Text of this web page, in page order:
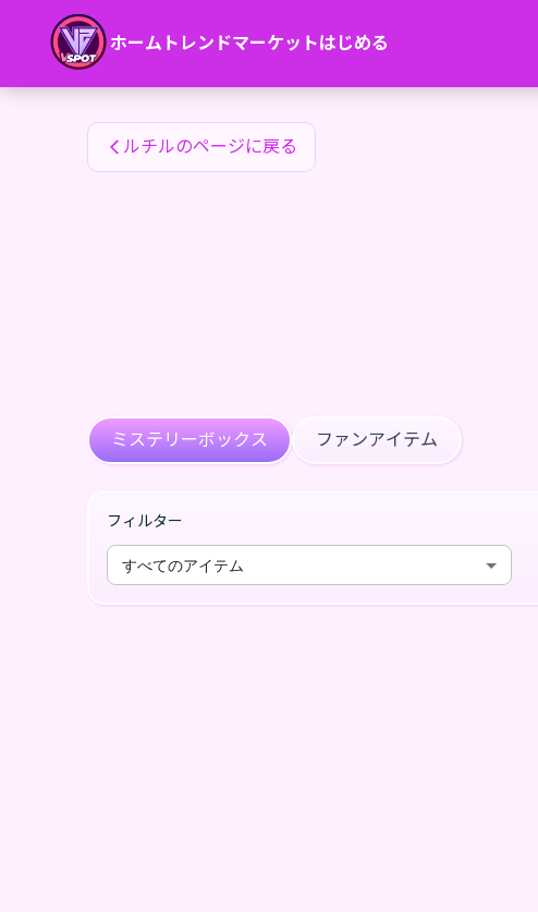
ホーム トレンドマーケットはじめる
ルチルのファンアイテム
ルチルのページに戻る
ミステリーボックス ファンアイテム
フィルター
すべてのアイテム
ルチルのファンアイテム — 24karat